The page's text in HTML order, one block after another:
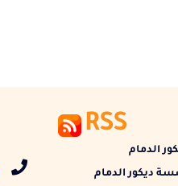
RSS
الدمام
ديكور الدمام